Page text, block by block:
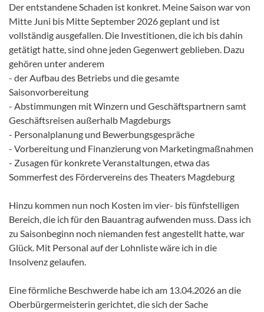
Der entstandene Schaden ist konkret. Meine Saison war von
Mitte Juni bis Mitte September 2026 geplant und ist
vollständig ausgefallen. Die Investitionen, die ich bis dahin
getätigt hatte, sind ohne jeden Gegenwert geblieben. Dazu
gehören unter anderem
- der Aufbau des Betriebs und die gesamte
Saisonvorbereitung
- Abstimmungen mit Winzern und Geschäftspartnern samt
Geschäftsreisen außerhalb Magdeburgs
- Personalplanung und Bewerbungsgespräche
- Vorbereitung und Finanzierung von Marketingmaßnahmen
- Zusagen für konkrete Veranstaltungen, etwa das
Sommerfest des Fördervereins des Theaters Magdeburg
Hinzu kommen nun noch Kosten im vier- bis fünfstelligen
Bereich, die ich für den Bauantrag aufwenden muss. Dass ich
zu Saisonbeginn noch niemanden fest angestellt hatte, war
Glück. Mit Personal auf der Lohnliste wäre ich in die
Insolvenz gelaufen.
Eine förmliche Beschwerde habe ich am 13.04.2026 an die
Oberbürgermeisterin gerichtet, die sich der Sache